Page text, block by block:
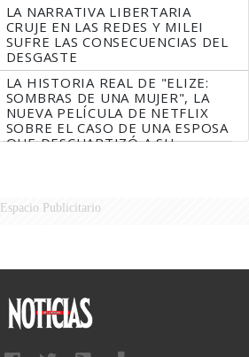
LA NARRATIVA LIBERTARIA
CRUJE EN LAS REDES Y MILEI
SUFRE LAS CONSECUENCIAS DEL
DESGASTE
LA HISTORIA REAL DE "ELIZE:
SOMBRAS DE UNA MUJER", LA
NUEVA PELÍCULA DE NETFLIX
SOBRE EL CASO DE UNA ESPOSA
QUE DESCUARTIZÓ A SU
Espacio Publicitario